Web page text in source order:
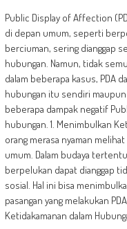
Public Display of Affection
di depan umum, seperti
berciuman, sering dianggap
hubungan. Namun, tidak
dalam beberapa kasus, PDA
hubungan itu sendiri
beberapa dampak negatif
hubungan. 1. Menimbulkan
orang merasa nyaman
umum. Dalam budaya
berpelukan dapat dianggap
sosial. Hal ini bisa
pasangan yang melakukan
Ketidakamanan dalam